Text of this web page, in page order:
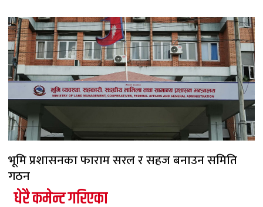
भूमि प्रशासनका फाराम सरल र सहज बनाउन समिति
गठन
धेरै कमेन्ट गरिएका